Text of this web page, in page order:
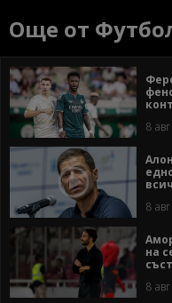
Още от
8
8
на
8